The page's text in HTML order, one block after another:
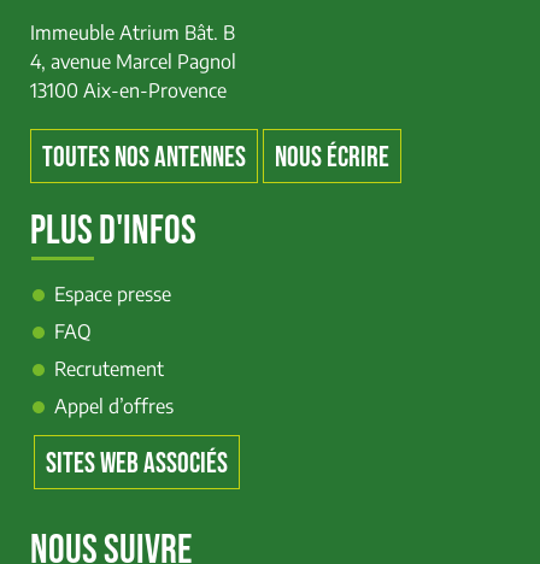
Immeuble Atrium Bât. B
4, avenue Marcel Pagnol
13100 Aix-en-Provence
TOUTES NOS ANTENNES NOUS ÉCRIRE
PLUS D'INFOS
Espace presse
FAQ
Recrutement
Appel d’offres
SITES WEB ASSOCIÉS
NOUS SUIVRE